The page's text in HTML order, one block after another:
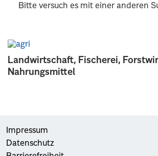
Landwirtschaft, Fischerei,
Nahrungsmittel
Bitte versuch es mit einer anderen
Impressum
Datenschutz